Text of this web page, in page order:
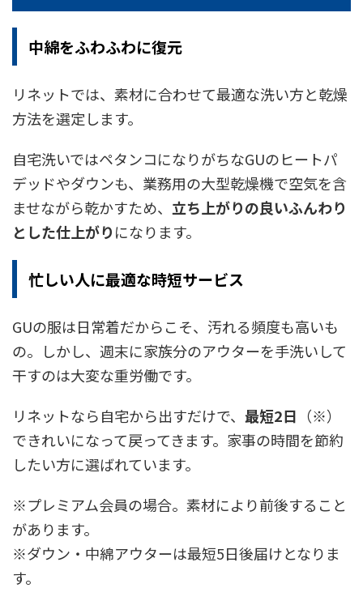
中綿をふわふわに復元
リネットでは、素材に合わせて最適な洗い方と乾燥
方法を選定します。
自宅洗いではペタンコになりがちなGUのヒートパ
デッドやダウンも、業務用の大型乾燥機で空気を含
ませながら乾かすため、 立ち上がりの良いふんわり
とした仕上がりになります。
忙しい人に最適な時短サービス
GUの服は日常着だからこそ、汚れる頻度も高いも
の。しかし、週末に家族分のアウターを手洗いして
干すのは大変な重労働です。
リネットなら自宅から出すだけで、 最短2日 （※）
できれいになって戻ってきます。家事の時間を節約
したい方に選ばれています。
※プレミアム会員の場合。素材により前後すること
があります。
※ダウン・中綿アウターは最短5日後届けとなりま
す。